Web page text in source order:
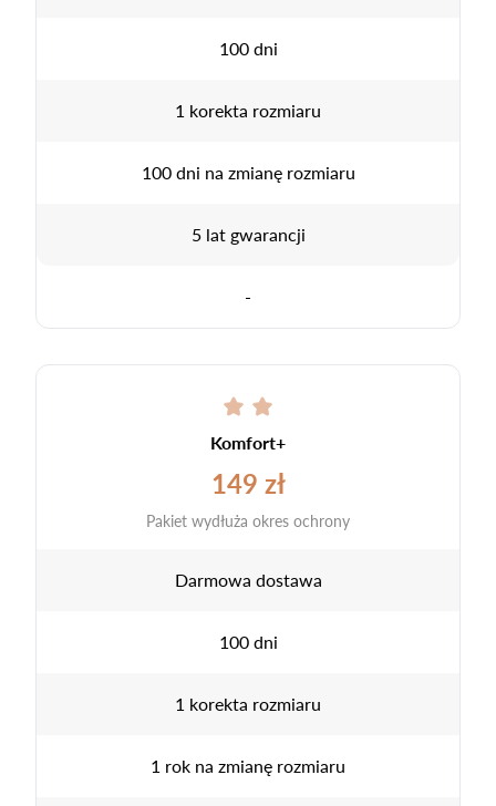
100 dni
1 korekta rozmiaru
100 dni na zmianę rozmiaru
5 lat gwarancji
-
Komfort+
149 zł
Pakiet wydłuża okres ochrony
Darmowa dostawa
100 dni
1 korekta rozmiaru
1 rok na zmianę rozmiaru